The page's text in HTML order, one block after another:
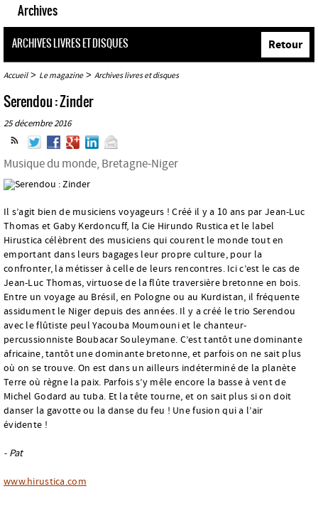
Archives
ARCHIVES LIVRES ET DISQUES
Accueil> Le magazine> Archives livres et disques
Retour
Serendou : Zinder
25 décembre 2016
Musique du monde, Bretagne-Niger
Il s’agit bien de musiciens voyageurs ! Créé il y a 10 ans par Jean-Luc
Thomas et Gaby Kerdoncuff, la Cie Hirundo Rustica et le label
Hirustica célèbrent des musiciens qui courent le monde tout en
emportant dans leurs bagages leur propre culture, pour la
confronter, la métisser à celle de leurs rencontres. Ici c’est le cas de
Jean-Luc Thomas, virtuose de la flûte traversière bretonne en bois.
Entre un voyage au Brésil, en Pologne ou au Kurdistan, il fréquente
assidument le Niger depuis des années. Il y a créé le trio Serendou
avec le flûtiste peul Yacouba Moumouni et le chanteur-
percussionniste Boubacar Souleymane. C’est tantôt une dominante
africaine, tantôt une dominante bretonne, et parfois on ne sait plus
où on se trouve. On est dans un ailleurs indéterminé de la planète
Terre où règne la paix. Parfois s’y mêle encore la basse à vent de
Michel Godard au tuba. Et la tête tourne, et on sait plus si on doit
danser la gavotte ou la danse du feu ! Une fusion qui a l’air
évidente !
- Pat
www.hirustica.com